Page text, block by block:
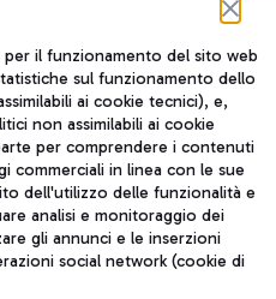
ITA
il funzionamento del sito web
sul funzionamento dello
ai cookie tecnici), e,
non assimilabili ai cookie
per comprendere i contenuti
commerciali in linea con le sue
dell'utilizzo delle funzionalità e
analisi e monitoraggio dei
gli annunci e le inserzioni
social network (cookie di